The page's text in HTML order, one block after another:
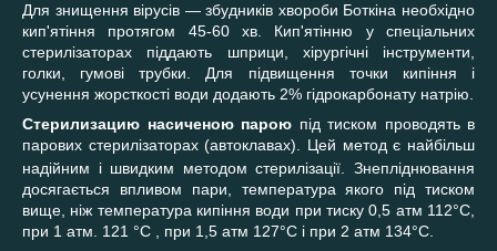
Для знищення вірусів — збудників хвороби Боткіна необхідно
кип'ятіння протягом 45-60 хв. Кип'ятінню у спеціальних
стерилізаторах піддають шприци, хірургічні інструменти,
голки, гумові трубки. Для підвищення точки кипіння і
усунення жорсткості води додають 2% гідрокарбонату натрію.
Стерилизацию насиченою парою під тиском проводять в
парових стерилізаторах (автоклавах). Цей метод є найбільш
надійним і швидким методом стерилізації. Знепліднювання
досягається впливом пари, температура якого під тиском
вище, ніж температура кипіння води при тиску 0,5 атм 112°С,
при 1 атм. 121 °С , при 1,5 атм 127°С і при 2 атм 134°С.